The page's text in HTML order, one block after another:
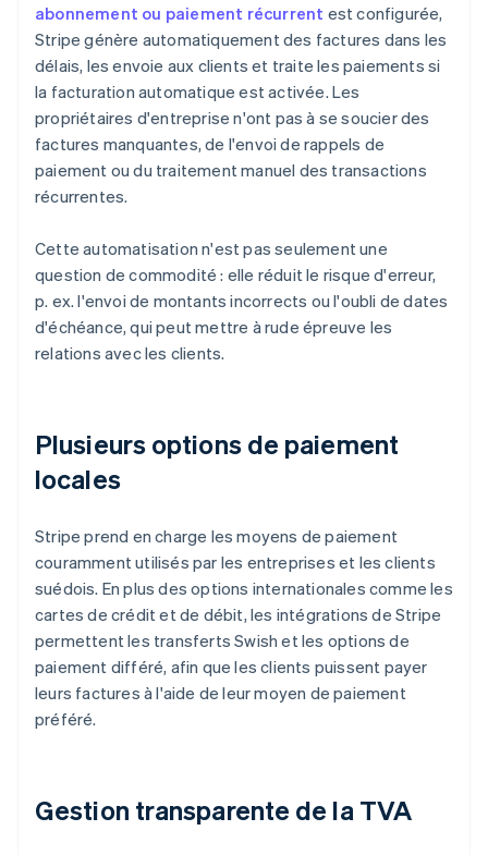
abonnement ou paiement récurrent est configurée,
Stripe génère automatiquement des factures dans les
délais, les envoie aux clients et traite les paiements si
la facturation automatique est activée. Les
propriétaires d'entreprise n'ont pas à se soucier des
factures manquantes, de l'envoi de rappels de
paiement ou du traitement manuel des transactions
récurrentes.
Cette automatisation n'est pas seulement une
question de commodité : elle réduit le risque d'erreur,
p. ex. l'envoi de montants incorrects ou l'oubli de dates
d'échéance, qui peut mettre à rude épreuve les
relations avec les clients.
Plusieurs options de paiement
locales
Stripe prend en charge les moyens de paiement
couramment utilisés par les entreprises et les clients
suédois. En plus des options internationales comme les
cartes de crédit et de débit, les intégrations de Stripe
permettent les transferts Swish et les options de
paiement différé, afin que les clients puissent payer
leurs factures à l'aide de leur moyen de paiement
préféré.
Gestion transparente de la TVA